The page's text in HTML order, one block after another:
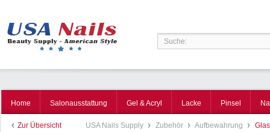
Home Salonausstattung Gel & Acryl Lacke Pinsel
Zur Übersicht USA Nails Supply Zubehör Aufbewahrung